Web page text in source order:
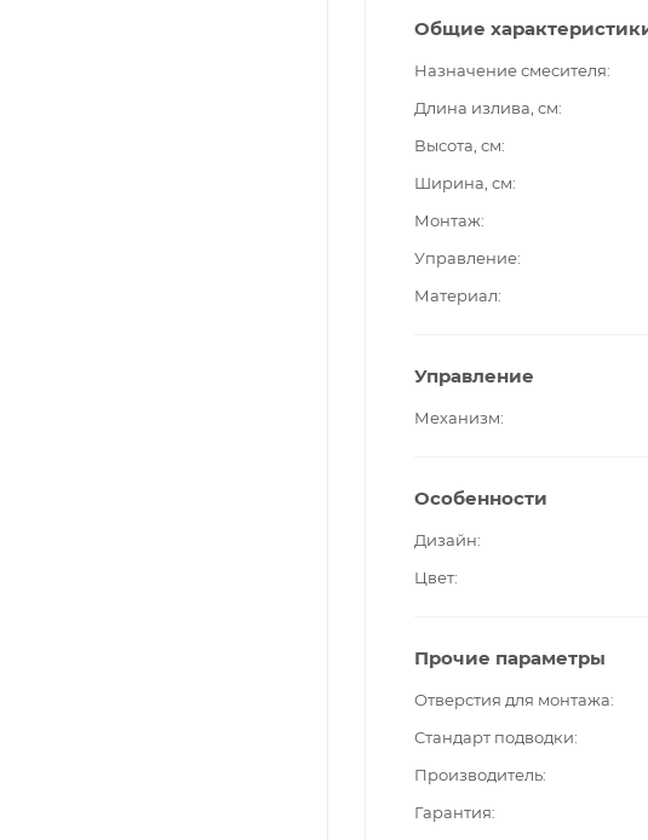
Общие
Назначение смесителя
Длина излива, см
Высота, см
Ширина, см
Монтаж
Управление
Материал
Управление
Механизм
Особенности
Дизайн
Цвет
Прочие параметры
Отверстия для монтажа
Стандарт подводки
Производитель
Гарантия